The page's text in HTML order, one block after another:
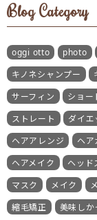
Blog Category
oggi otto photo
キノネシャンプー
サーフィン
ショー
ストレート
ダイエ
ヘアアレンジ
ヘア
ヘアメイク
ヘッド
マスク
メイク
縮毛矯正
美味しか